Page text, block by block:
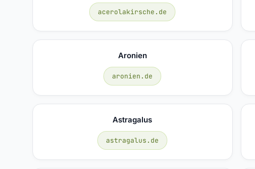
acerolakirsche.de
Aronien
aronien.de
Astragalus
astragalus.de